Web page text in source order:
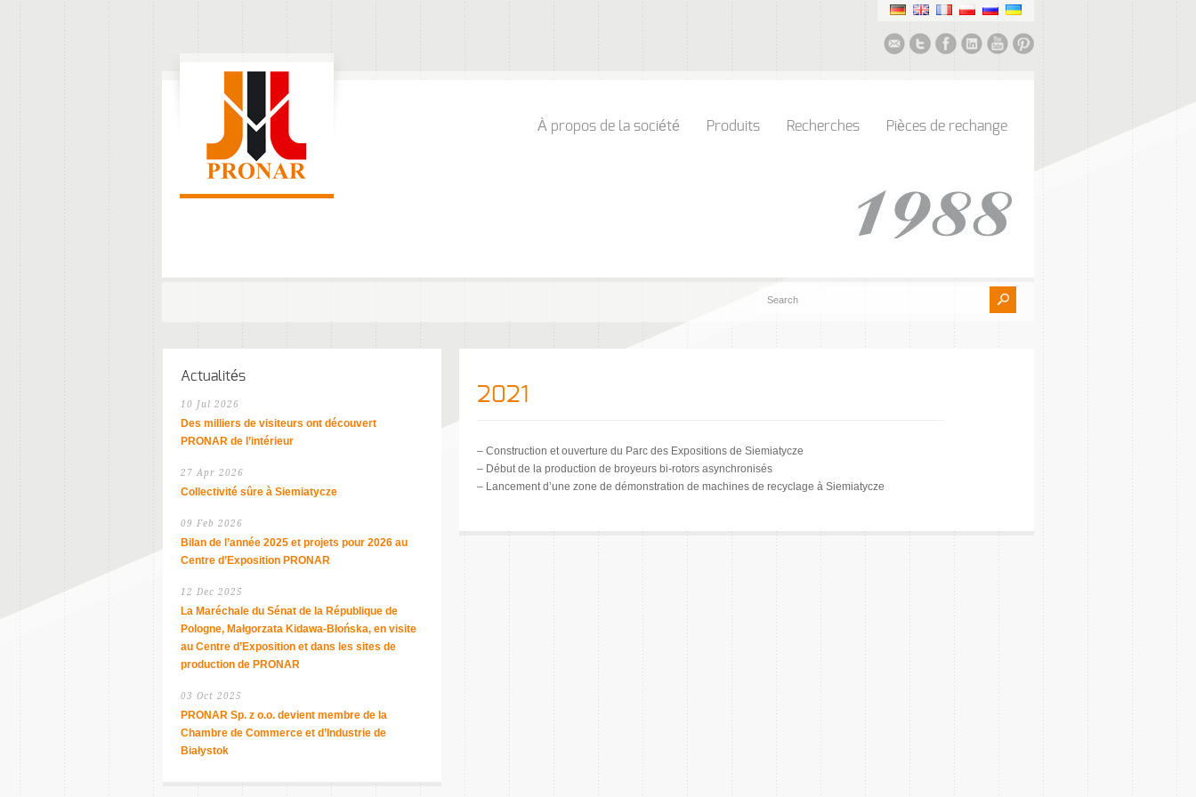
À propos de la société Produits Recherches Pièces de rechange
2021
– Construction et ouverture du Parc des Expositions de Siemiatycze
– Début de la production de broyeurs bi-rotors asynchronisés
– Lancement d’une zone de démonstration de machines de recyclage à Siemiatycze
Actualités
10 Jul 2026
Des milliers de visiteurs ont découvert
PRONAR de l’intérieur
27 Apr 2026
Collectivité sûre à Siemiatycze
09 Feb 2026
Bilan de l’année 2025 et projets pour 2026 au
Centre d’Exposition PRONAR
12 Dec 2025
La Maréchale du Sénat de la République de
Pologne, Małgorzata Kidawa-Błońska, en visite
au Centre d’Exposition et dans les sites de
production de PRONAR
03 Oct 2025
PRONAR Sp. z o.o. devient membre de la
Chambre de Commerce et d’Industrie de
Białystok